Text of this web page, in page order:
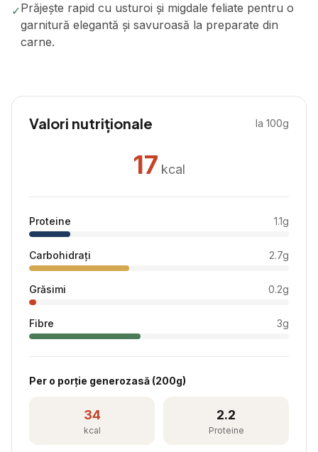
✓Prăjește rapid cu usturoi și migdale feliate pentru o
garnitură elegantă și savuroasă la preparate din
carne.
Valori nutriționale la 100g
17 kcal
Proteine 1.1g
Carbohidrați 2.7g
Grăsimi 0.2g
Fibre 3g
Per o porție generozasă (200g)
34
kcal
2.2
Proteine